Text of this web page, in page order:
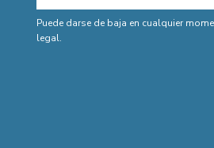
Puede darse de baja en cualquier
legal.